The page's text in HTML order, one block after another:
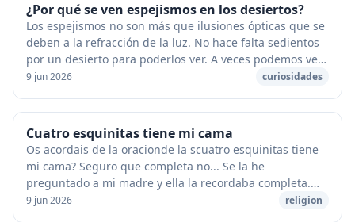
¿Por qué se ven espejismos en los desiertos?
Los espejismos no son más que ilusiones ópticas que se
deben a la refracción de la luz. No hace falta sedientos
por un desierto para poderlos ver. A veces podemos ver
objetos lejanos como una imagen i...
9 jun 2026 curiosidades
Cuatro esquinitas tiene mi cama
Os acordais de la oracionde la scuatro esquinitas tiene
mi cama? Seguro que completa no... Se la he
preguntado a mi madre y ella la recordaba completa.
Aqui os la paso... :-) Cuatro esquinitas tiene m...
9 jun 2026 religion